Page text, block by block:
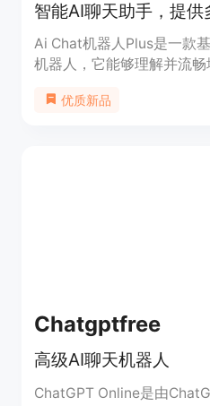
Ai Chat机器人Plus是一款
机器人，它能够理解并流
过模仿人类的对话方式，
优质新品
Chatgptfree
高级AI聊天机器人
ChatGPT Online是由